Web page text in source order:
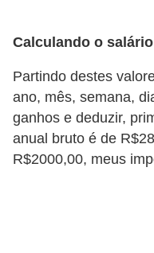
Calculando o
Partindo destes
ano, mês, semana,
ganhos e deduzir,
anual bruto é de
R$2000,00, meus